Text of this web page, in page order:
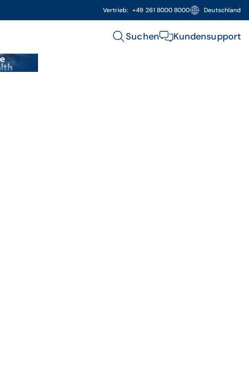
Vertrieb: +49 261 8000 8000 Deutschland
Suchen Kundensupport
health